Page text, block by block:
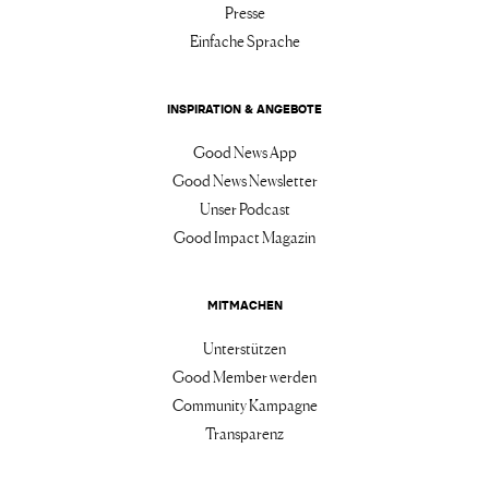
Presse
Einfache Sprache
INSPIRATION & ANGEBOTE
Good News App
Good News Newsletter
Unser Podcast
Good Impact Magazin
MITMACHEN
Unterstützen
Good Member werden
Community Kampagne
Transparenz